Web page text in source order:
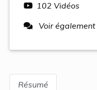
102 Vidéos
Voir également
Résumé